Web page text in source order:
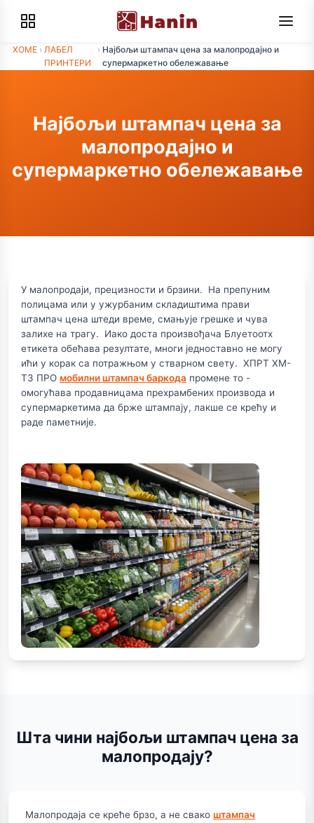
ХОМЕ › ЛАБЕЛ
ПРИНТЕРИ
› Најбољи штампач цена за малопродајно и
супермаркетно обележавање
Најбољи штампач цена за
малопродајно и
супермаркетно обележавање
У малопродаји, прецизности и брзини. На препуним
полицама или у ужурбаним складиштима прави
штампач цена штеди време, смањује грешке и чува
залихе на трагу. Иако доста произвођача Блуетоотх
етикета обећава резултате, многи једноставно не могу
ићи у корак са потражњом у стварном свету. ХПРТ ХМ-
Т3 ПРО мобилни штампач баркода промене то -
омогућава продавницама прехрамбених производа и
супермаркетима да брже штампају, лакше се крећу и
раде паметније.
Шта чини најбољи штампач цена за
малопродају?
Малопродаја се креће брзо, а не свако штампач